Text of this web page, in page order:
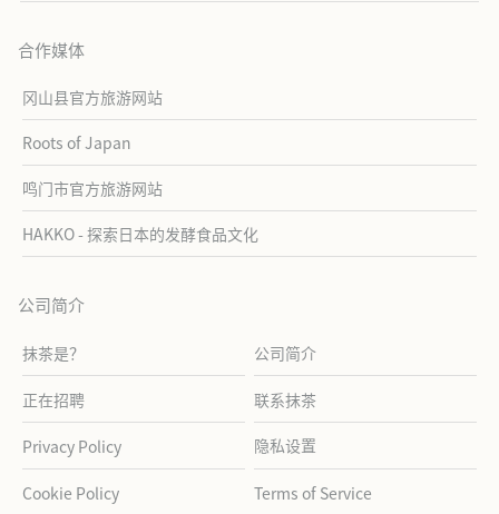
合作媒体
冈山县官方旅游网站
Roots of Japan
鸣门市官方旅游网站
HAKKO - 探索日本的发酵食品文化
公司简介
抹茶是？ 公司简介
正在招聘 联系抹茶
Privacy Policy 隐私设置
Cookie Policy Terms of Service